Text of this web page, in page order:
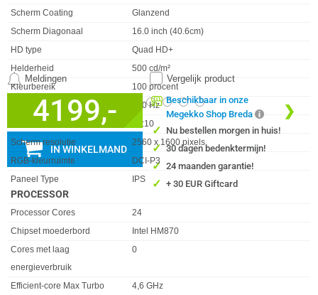
❮ ❯
4199,-
IN WINKELMAND
Beschikbaar in onze
Megekko Shop Breda
✓ Nu bestellen morgen in huis!
✓ 30 dagen bedenktermijn!
✓ 24 maanden garantie!
✓ + 30 EUR Giftcard
Vergelijk product
Meldingen
Scherm Coating
Glanzend
Scherm Diagonaal
16.0 inch (40.6cm)
HD type
Quad HD+
Helderheid
500 cd/m²
Kleurbereik
100 procent
Refresh Rate
240 Hz
Schermverhouding
16:10
Scherm resolutie
2560 x 1600 pixels
RGB-kleurruimte
DCI-P3
Paneel Type
IPS
PROCESSOR
Eigenschap Waarde
Processor Cores
24
Chipset moederbord
Intel HM870
Cores met laag
energieverbruik
0
Efficient-core Max Turbo
4,6 GHz